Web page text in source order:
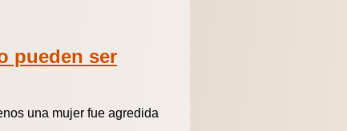
pueden ser
una mujer fue agredida